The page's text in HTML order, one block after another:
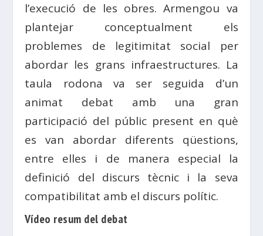
l’execució de les obres. Armengou va
plantejar conceptualment els
problemes de legitimitat social per
abordar les grans infraestructures. La
taula rodona va ser seguida d’un
animat debat amb una gran
participació del públic present en què
es van abordar diferents qüestions,
entre elles i de manera especial la
definició del discurs tècnic i la seva
compatibilitat amb el discurs polític.
Vídeo resum del debat